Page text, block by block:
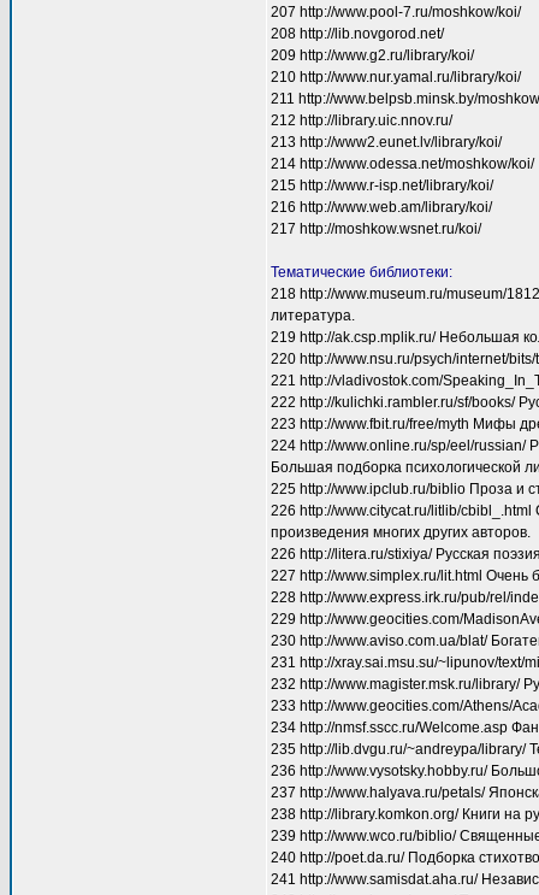
207 http://www.pool-7.ru/moshkow/koi/
208 http://lib.novgorod.net/
209 http://www.g2.ru/library/koi/
210 http://www.nur.yamal.ru/library/koi/
211 http://www.belpsb.minsk.by/
212 http://library.uic.nnov.ru/
213 http://www2.eunet.lv/library/koi/
214 http://www.odessa.net/moshkow/koi/
215 http://www.r-isp.net/library/koi/
216 http://www.web.am/library/koi/
217 http://moshkow.wsnet.ru/koi/
Тематические библиотеки:
218 http://www.museum.ru/museum/
литература.
219 http://ak.csp.mplik.ru/ Небольшая
220 http://www.nsu.ru/psych/internet/
221 http://vladivostok.com/
222 http://kulichki.rambler.ru/sf/books/
223 http://www.fbit.ru/free/myth Мифы
224 http://www.online.ru/sp/eel/russian/
Большая подборка психологической
225 http://www.ipclub.ru/biblio Проза и
226 http://www.citycat.ru/litlib/
произведения многих других авторов.
226 http://litera.ru/stixiya/ Русская
227 http://www.simplex.ru/lit.html Очень
228 http://www.express.irk.ru/pub/rel/
229 http://www.geocities.com/
230 http://www.aviso.com.ua/blat/
231 http://xray.sai.msu.su/~lipunov/text/
232 http://www.magister.msk.ru/library/
233 http://www.geocities.com/Athens/
234 http://nmsf.sscc.ru/Welcome.asp
235 http://lib.dvgu.ru/~andreypa/library/
236 http://www.vysotsky.hobby.ru/
237 http://www.halyava.ru/petals/
238 http://library.komkon.org/ Книги на
239 http://www.wco.ru/biblio/
240 http://poet.da.ru/ Подборка
241 http://www.samisdat.aha.ru/